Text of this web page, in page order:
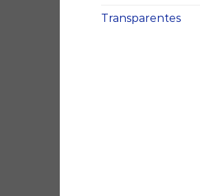
Transparentes